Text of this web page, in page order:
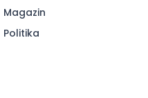
Magazin
Politika